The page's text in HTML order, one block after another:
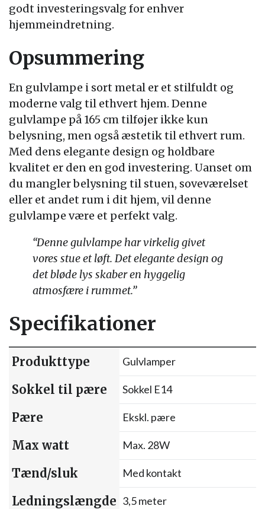
godt investeringsvalg for enhver
hjemmeindretning.
Opsummering
En gulvlampe i sort metal er et stilfuldt og
moderne valg til ethvert hjem. Denne
gulvlampe på 165 cm tilføjer ikke kun
belysning, men også æstetik til ethvert rum.
Med dens elegante design og holdbare
kvalitet er den en god investering. Uanset om
du mangler belysning til stuen, soveværelset
eller et andet rum i dit hjem, vil denne
gulvlampe være et perfekt valg.
“Denne gulvlampe har virkelig givet
vores stue et løft. Det elegante design og
det bløde lys skaber en hyggelig
atmosfære i rummet.”
Specifikationer
Produkttype Gulvlamper
Sokkel til pære Sokkel E14
Pære Ekskl. pære
Max watt Max. 28W
Tænd/sluk Med kontakt
Ledningslængde 3,5 meter